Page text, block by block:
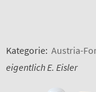
Kategorie: Austria-
eigentlich E. Eisler